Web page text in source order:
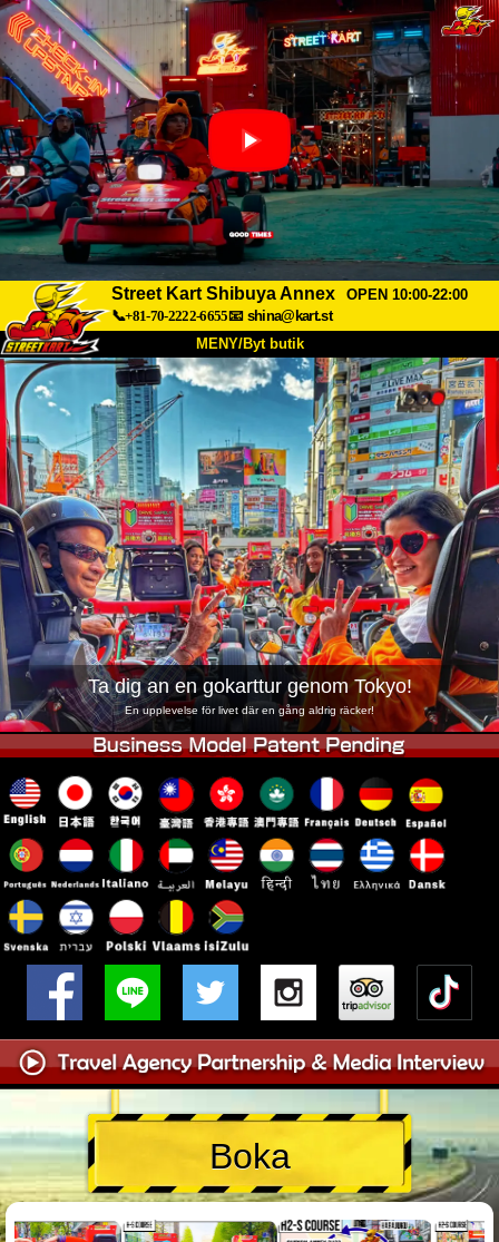
Street Kart Shibuya Annex
OPEN 10:00-22:00
📞+81-70-2222-6655📧 shina@kart.st
MENY/Byt butik
HEM
Om oss Specifikationer Pris
Hitta hit Röster FAQ
Företag Boka
Byt butik
Tokyo Shinagawa Tokyo Akihabara#1
Tokyo Akihabara#2 Tokyo Shibuya
Tokyo Shibuya Annex Tokyo Bay
Tokyo Asakusa Osaka
Okinawa
Ta dig an en gokarttur genom Tokyo!
En upplevelse för livet där en gång aldrig räcker!
Boka